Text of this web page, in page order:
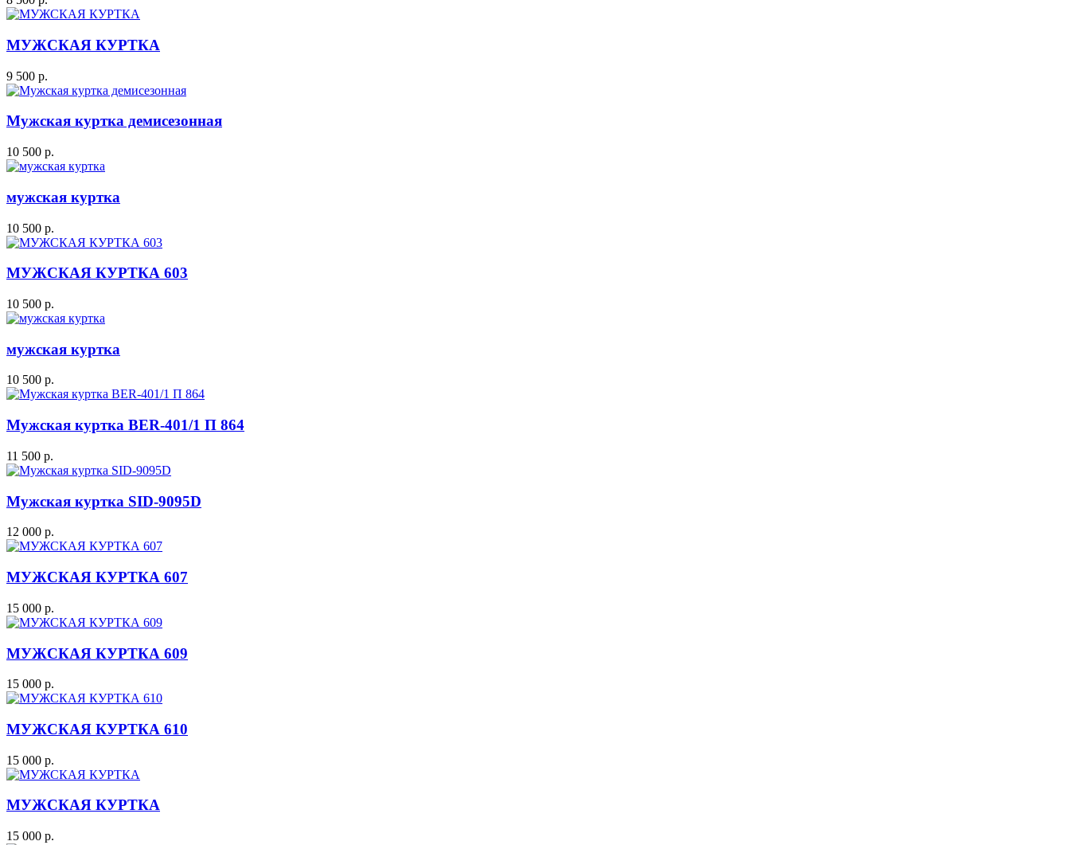
МУЖСКАЯ КУРТКА
9 500 р.
Мужская куртка демисезонная
10 500 р.
мужская куртка
10 500 р.
МУЖСКАЯ КУРТКА 603
10 500 р.
мужская куртка
10 500 р.
Мужская куртка BER-401/1 П 864
11 500 р.
Мужская куртка SID-9095D
12 000 р.
МУЖСКАЯ КУРТКА 607
15 000 р.
МУЖСКАЯ КУРТКА 609
15 000 р.
МУЖСКАЯ КУРТКА 610
15 000 р.
МУЖСКАЯ КУРТКА
15 000 р.